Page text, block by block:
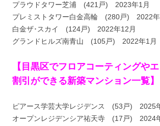
プラウドタワー芝浦 (421戸) 2023年1月
プレミストタワー白金高輪 (280戸) 2022年
白金ザ･スカイ (124戸) 2022年12月
グランドヒルズ南青山 (105戸) 2022年1月
【目黒区でフロアコーティングや
割引ができる新築マンション一覧】
ピアース学芸大学レジデンス (53戸) 2025
オープンレジデンシア祐天寺 (17戸) 2024